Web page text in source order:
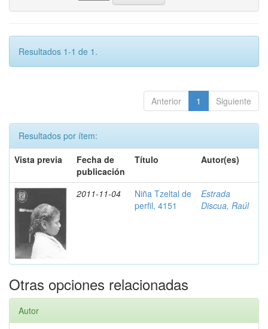
Resultados 1-1 de 1.
Anterior 1 Siguiente
Resultados por ítem:
Vista previa
Fecha de
publicación
Título Autor(es)
2011-11-04
Niña Tzeltal de
perfil, 4151
Estrada
Discua, Raúl
Otras opciones relacionadas
Autor